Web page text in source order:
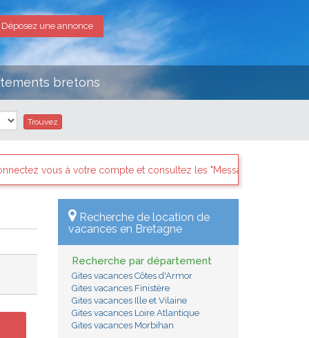
une annonce
bretons
les "Messages des internautes pressés" il y a sans doute des
Recherche de location de
vacances en Bretagne
Recherche par département
Gites vacances Côtes d'Armor
Gites vacances Finistère
Gites vacances Ille et Vilaine
Gites vacances Loire Atlantique
Gites vacances Morbihan